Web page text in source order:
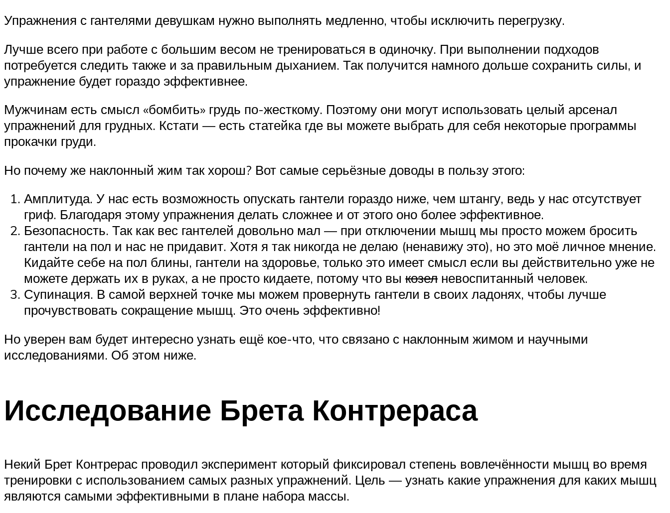
Упражнения с гантелями девушкам нужно выполнять медленно, чтобы исключить перегрузку.
Лучше всего при работе с большим весом не тренироваться в одиночку. При выполнении подходов
потребуется следить также и за правильным дыханием. Так получится намного дольше сохранить силы, и
упражнение будет гораздо эффективнее.
Мужчинам есть смысл «бомбить» грудь по-жесткому. Поэтому они могут использовать целый арсенал
упражнений для грудных. Кстати — есть статейка где вы можете выбрать для себя некоторые программы
прокачки груди.
Но почему же наклонный жим так хорош? Вот самые серьёзные доводы в пользу этого:
Амплитуда. У нас есть возможность опускать гантели гораздо ниже, чем штангу, ведь у нас отсутствует
гриф. Благодаря этому упражнения делать сложнее и от этого оно более эффективное.
Безопасность. Так как вес гантелей довольно мал — при отключении мышц мы просто можем бросить
гантели на пол и нас не придавит. Хотя я так никогда не делаю (ненавижу это), но это моё личное мнение.
Кидайте себе на пол блины, гантели на здоровье, только это имеет смысл если вы действительно уже не
можете держать их в руках, а не просто кидаете, потому что вы козел невоспитанный человек.
Супинация. В самой верхней точке мы можем провернуть гантели в своих ладонях, чтобы лучше
прочувствовать сокращение мышц. Это очень эффективно!
Но уверен вам будет интересно узнать ещё кое-что, что связано с наклонным жимом и научными
исследованиями. Об этом ниже.
Исследование Брета Контрераса
Некий Брет Контрерас проводил эксперимент который фиксировал степень вовлечённости мышц во время
тренировки с использованием самых разных упражнений. Цель — узнать какие упражнения для каких мышц
являются самыми эффективными в плане набора массы.